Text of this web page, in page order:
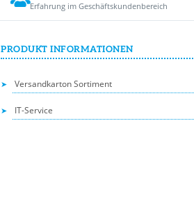
Erfahrung im Geschäftskundenbereich
PRODUKT INFORMATIONEN
Versandkarton Sortiment
IT-Service